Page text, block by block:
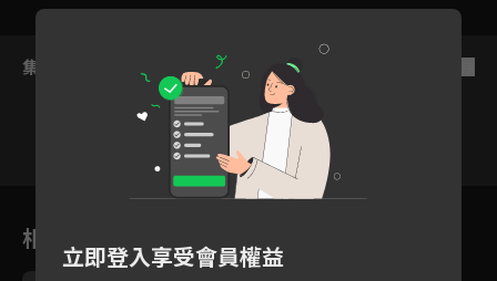
集數列表
37 38 39
相關花絮
立即登入享受會員權益